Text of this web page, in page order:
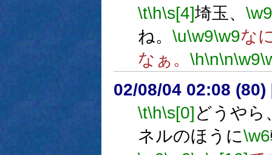
\t\h\s[4]埼玉、 \w9
ね。 \u\w9\w9な
なぁ。 \h\n\n\w9
02/08/04 02:08 (80)
\t\h\s[0]どうやら
ネルのほうに\w6